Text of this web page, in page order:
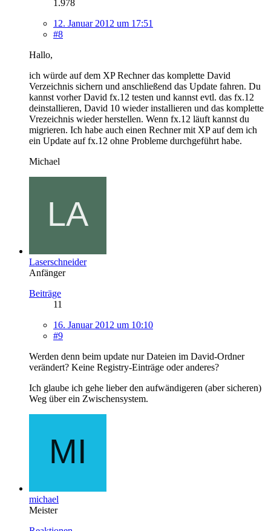
1.978
12. Januar 2012 um 17:51
#8
Hallo,
ich würde auf dem XP Rechner das komplette David
Verzeichnis sichern und anschließend das Update fahren. Du
kannst vorher David fx.12 testen und kannst evtl. das fx.12
deinstallieren, David 10 wieder installieren und das komplette
Vrezeichnis wieder herstellen. Wenn fx.12 läuft kannst du
migrieren. Ich habe auch einen Rechner mit XP auf dem ich
ein Update auf fx.12 ohne Probleme durchgeführt habe.
Michael
Laserschneider
Anfänger
Beiträge
11
16. Januar 2012 um 10:10
#9
Werden denn beim update nur Dateien im David-Ordner
verändert? Keine Registry-Einträge oder anderes?
Ich glaube ich gehe lieber den aufwändigeren (aber sicheren)
Weg über ein Zwischensystem.
michael
Meister